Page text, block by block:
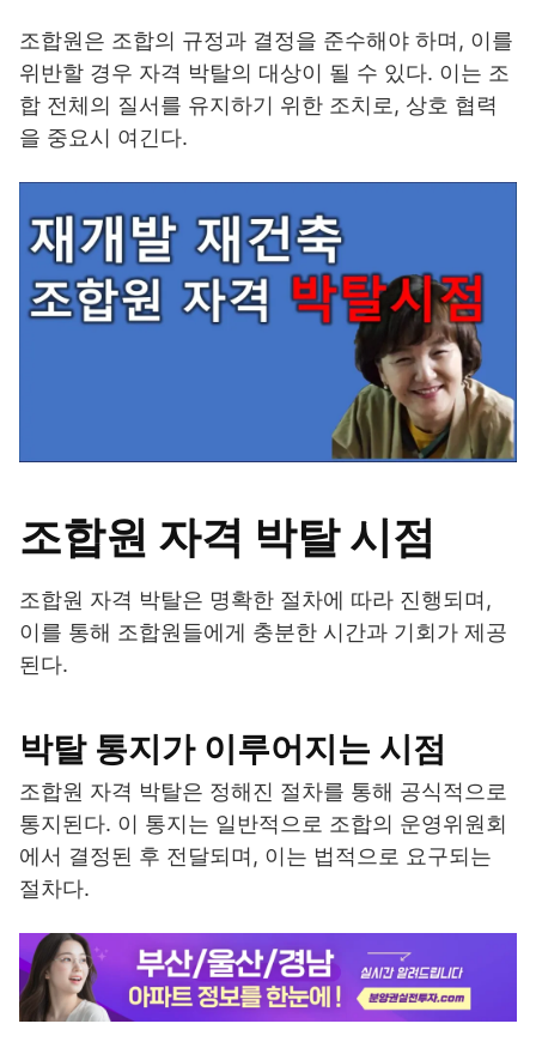
조합원은 조합의 규정과 결정을 준수해야 하며, 이를
위반할 경우 자격 박탈의 대상이 될 수 있다. 이는 조
합 전체의 질서를 유지하기 위한 조치로, 상호 협력
을 중요시 여긴다.
조합원 자격 박탈 시점
조합원 자격 박탈은 명확한 절차에 따라 진행되며,
이를 통해 조합원들에게 충분한 시간과 기회가 제공
된다.
박탈 통지가 이루어지는 시점
조합원 자격 박탈은 정해진 절차를 통해 공식적으로
통지된다. 이 통지는 일반적으로 조합의 운영위원회
에서 결정된 후 전달되며, 이는 법적으로 요구되는
절차다.